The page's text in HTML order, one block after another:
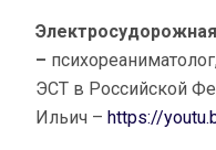
–
ЭСТ в Российской
Ильич – https://